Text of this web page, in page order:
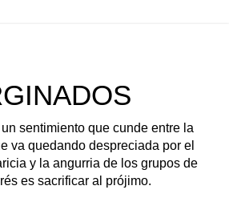
sentimiento que cunde entre la
va quedando despreciada por el
y la angurria de los grupos de
es sacrificar al prójimo.